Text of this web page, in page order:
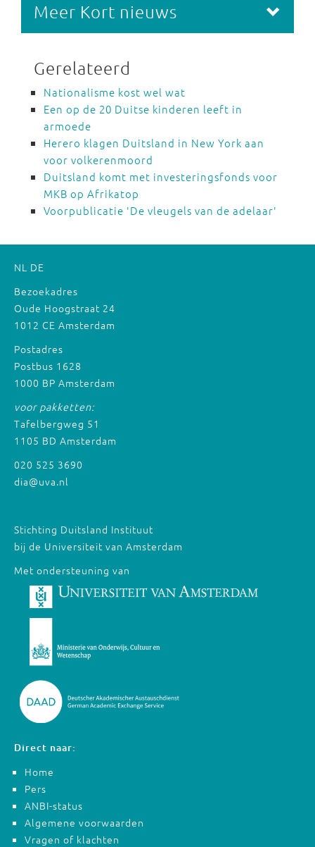
Meer Kort nieuws
Gerelateerd
Nationalisme kost wel wat
Een op de 20 Duitse kinderen leeft in
armoede
Herero klagen Duitsland in New York aan
voor volkerenmoord
Duitsland komt met investeringsfonds voor
MKB op Afrikatop
Voorpublicatie 'De vleugels van de adelaar'
NL DE
Bezoekadres
Oude Hoogstraat 24
1012 CE Amsterdam
Postadres
Postbus 1628
1000 BP Amsterdam
voor pakketten:
Tafelbergweg 51
1105 BD Amsterdam
020 525 3690
dia@uva.nl
Stichting Duitsland Instituut
bij de Universiteit van Amsterdam
Met ondersteuning van
Direct naar:
Home
Pers
ANBI-status
Algemene voorwaarden
Vragen of klachten